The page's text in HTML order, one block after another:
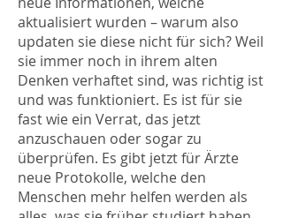
aktualisiert wurden – warum also
updaten sie diese nicht für sich? Weil
sie immer noch in ihrem alten
Denken verhaftet sind, was richtig ist
und was funktioniert. Es ist für sie
fast wie ein Verrat, das jetzt
anzuschauen oder sogar zu
überprüfen. Es gibt jetzt für Ärzte
neue Protokolle, welche den
Menschen mehr helfen werden als